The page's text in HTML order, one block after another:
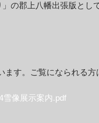
の郡上八幡出張版として
す。ご覧になられる方
雪像展示案内.pdf